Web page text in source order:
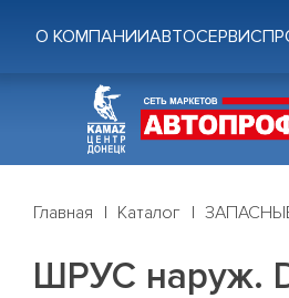
О КОМПАНИИАВТОСЕРВИС
Главная Каталог
ШРУС наруж.